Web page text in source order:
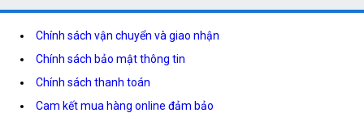
Chính sách vận chuyển và giao nhận
Chính sách bảo mật thông tin
Chính sách thanh toán
Cam kết mua hàng online đảm bảo